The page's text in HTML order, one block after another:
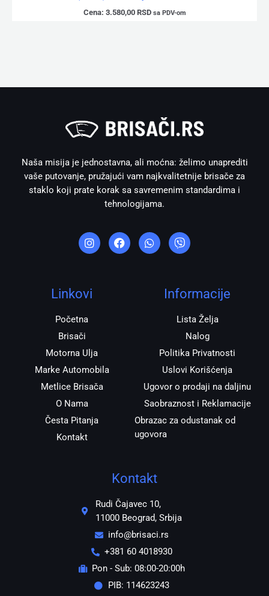
Cena: 3.580,00 RSD sa PDV-om
Naša misija je jednostavna, ali moćna: želimo unaprediti
vaše putovanje, pružajući vam najkvalitetnije brisače za
staklo koji prate korak sa savremenim standardima i
tehnologijama.
n
s
t
r
a
a
c
e
h
a
t
i
b
e
Linkovi
Početna
Brisači
Motorna Ulja
Marke Automobila
Metlice Brisača
O Nama
Česta Pitanja
Kontakt
Informacije
Lista Želja
Nalog
Politika Privatnosti
Uslovi Korišćenja
Ugovor o prodaji na daljinu
Saobraznost i Reklamacije
Obrazac za odustanak od
ugovora
Kontakt
Rudi Čajavec 10,
11000 Beograd, Srbija
info@brisaci.rs
+381 60 4018930
Pon - Sub: 08:00-20:00h
PIB: 114623243